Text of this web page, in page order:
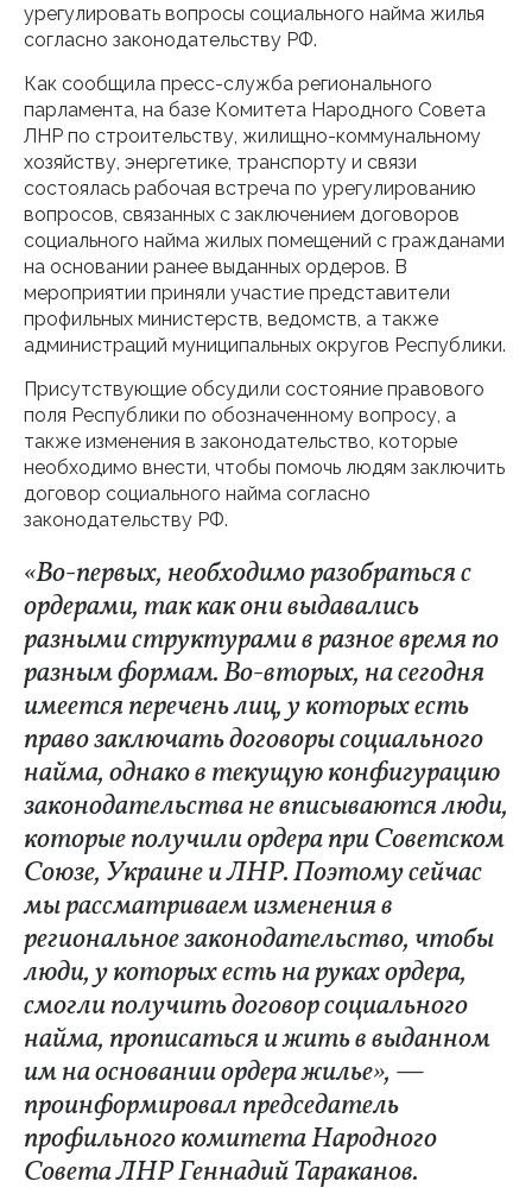
урегулировать вопросы социального найма жилья
согласно законодательству РФ.
Как сообщила пресс-служба регионального
парламента, на базе Комитета Народного Совета
ЛНР по строительству, жилищно-коммунальному
хозяйству, энергетике, транспорту и связи
состоялась рабочая встреча по урегулированию
вопросов, связанных с заключением договоров
социального найма жилых помещений с гражданами
на основании ранее выданных ордеров. В
мероприятии приняли участие представители
профильных министерств, ведомств, а также
администраций муниципальных округов Республики.
Присутствующие обсудили состояние правового
поля Республики по обозначенному вопросу, а
также изменения в законодательство, которые
необходимо внести, чтобы помочь людям заключить
договор социального найма согласно
законодательству РФ.
«Во-первых, необходимо разобраться с
ордерами, так как они выдавались
разными структурами в разное время по
разным формам. Во-вторых, на сегодня
имеется перечень лиц, у которых есть
право заключать договоры социального
найма, однако в текущую конфигурацию
законодательства не вписываются люди,
которые получили ордера при Советском
Союзе, Украине и ЛНР. Поэтому сейчас
мы рассматриваем изменения в
региональное законодательство, чтобы
люди, у которых есть на руках ордера,
смогли получить договор социального
найма, прописаться и жить в выданном
им на основании ордера жилье», —
проинформировал председатель
профильного комитета Народного
Совета ЛНР Геннадий Тараканов.